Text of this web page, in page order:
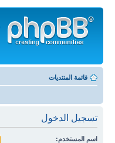
المحتويات
قائمة المنتديات
تسجيل الدخول
اسم المستخدم: